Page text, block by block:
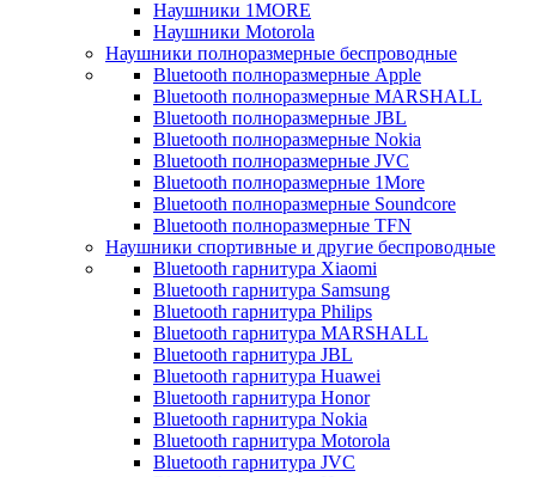
Наушники 1MORE
Наушники Motorola
Наушники полноразмерные беспроводные
Bluetooth полноразмерные Apple
Bluetooth полноразмерные MARSHALL
Bluetooth полноразмерные JBL
Bluetooth полноразмерные Nokia
Bluetooth полноразмерные JVC
Bluetooth полноразмерные 1More
Bluetooth полноразмерные Soundcore
Bluetooth полноразмерные TFN
Наушники спортивные и другие беспроводные
Bluetooth гарнитура Xiaomi
Bluetooth гарнитура Samsung
Bluetooth гарнитура Philips
Bluetooth гарнитура MARSHALL
Bluetooth гарнитура JBL
Bluetooth гарнитура Huawei
Bluetooth гарнитура Honor
Bluetooth гарнитура Nokia
Bluetooth гарнитура Motorola
Bluetooth гарнитура JVC